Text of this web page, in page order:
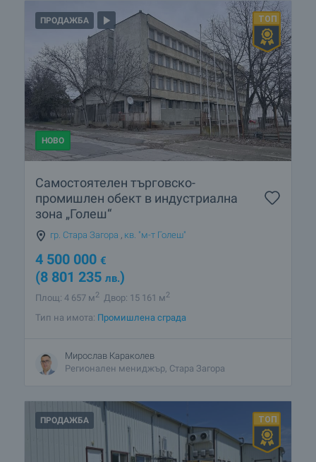
ПРОДАЖБА
НОВО
Самостоятелен търговско-
промишлен обект в индустриална
зона „Голеш“
гр. Стара Загора кв. "м-т Голеш"
4 500 000 €
(8 801 235 лв.)
Площ: 4 657 м2 Двор: 15 161 м2
Тип на имота: Промишлена сграда
Мирослав Караколев
Регионален мениджър, Стара Загора
ПРОДАЖБА